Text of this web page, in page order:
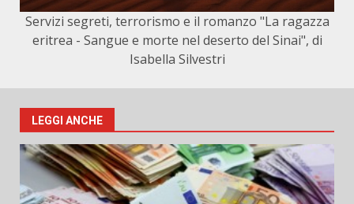
Servizi segreti, terrorismo e il romanzo "La ragazza
eritrea - Sangue e morte nel deserto del Sinai", di
Isabella Silvestri
LEGGI ANCHE